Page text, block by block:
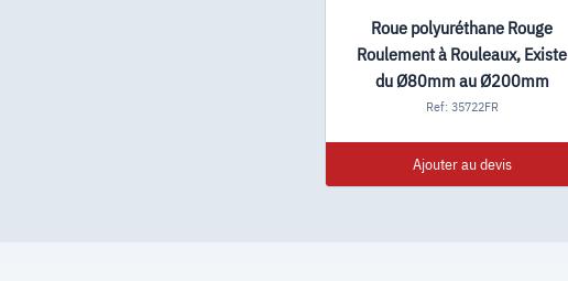
Roue polyuréthane Rouge
Roulement à Rouleaux, Existe
du Ø80mm au Ø200mm
Ref: 35722FR
Ajouter au devis